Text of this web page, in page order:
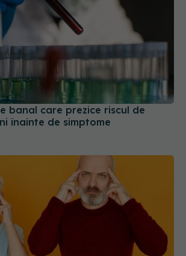
banal care prezice riscul de
înainte de simptome